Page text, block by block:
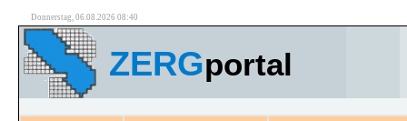
Donnerstag, 06.08.2026 08:40
ZERGportal